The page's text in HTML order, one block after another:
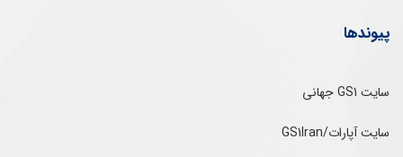
پیوندها
سایت GS1 جهانی
سایت آپارات/GS1Iran